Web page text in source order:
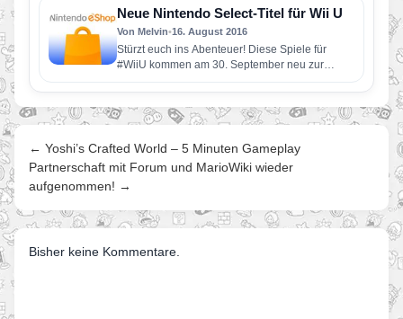
Neue Nintendo Select-Titel für Wii U
Von Melvin•16. August 2016
Stürzt euch ins Abenteuer! Diese Spiele für
#WiiU kommen am 30. September neu zur
„Nintendo Selects“-Reihe dazu!
← Yoshi’s Crafted World – 5 Minuten Gameplay
Partnerschaft mit Forum und MarioWiki wieder
aufgenommen! →
Bisher keine Kommentare.